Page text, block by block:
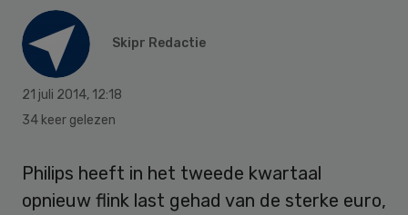
Skipr Redactie
21 juli 2014, 12:18
34 keer gelezen
Philips heeft in het tweede kwartaal
opnieuw flink last gehad van de sterke euro,